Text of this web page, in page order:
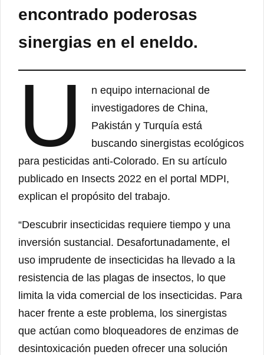
encontrado poderosas
sinergias en el eneldo.
U
n equipo internacional de
investigadores de China,
Pakistán y Turquía está
buscando sinergistas ecológicos
para pesticidas anti-Colorado. En su artículo
publicado en Insects 2022 en el portal MDPI,
explican el propósito del trabajo.
“Descubrir insecticidas requiere tiempo y una
inversión sustancial. Desafortunadamente, el
uso imprudente de insecticidas ha llevado a la
resistencia de las plagas de insectos, lo que
limita la vida comercial de los insecticidas. Para
hacer frente a este problema, los sinergistas
que actúan como bloqueadores de enzimas de
desintoxicación pueden ofrecer una solución